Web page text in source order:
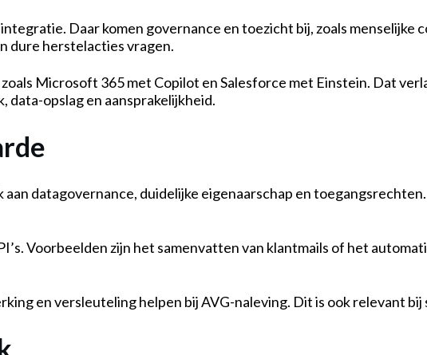
Daar komen governance en toezicht bij, zoals
dure herstelacties vragen.
Microsoft 365 met Copilot en Salesforce met Einstein. Dat
opslag en aansprakelijkheid.
datagovernance, duidelijke eigenaarschap en
Voorbeelden zijn het samenvatten van klantmails of het
en versleuteling helpen bij AVG-naleving. Dit is ook relevant